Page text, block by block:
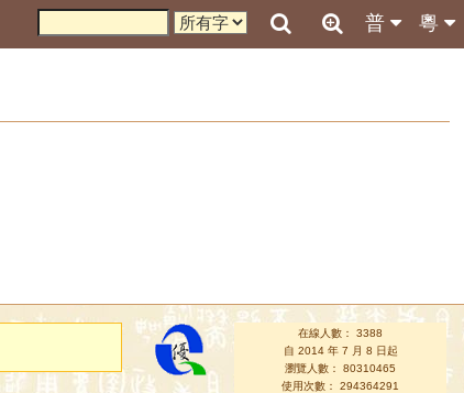
粵
普
在線人數： 3388
自 2014 年 7 月 8 日起
瀏覽人數： 80310465
使用次數： 294364291